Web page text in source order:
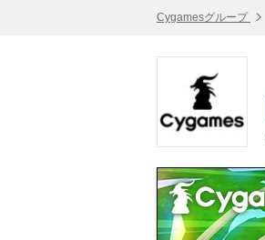
Cygamesグループ